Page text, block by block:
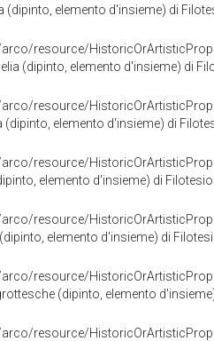
(dipinto, elemento d'insieme) di
resource/
(dipinto, elemento d'insieme) di
resource/
(dipinto, elemento d'insieme) di
resource/
elemento d'insieme) di
resource/
elemento d'insieme) di
resource/
(dipinto, elemento
resource/